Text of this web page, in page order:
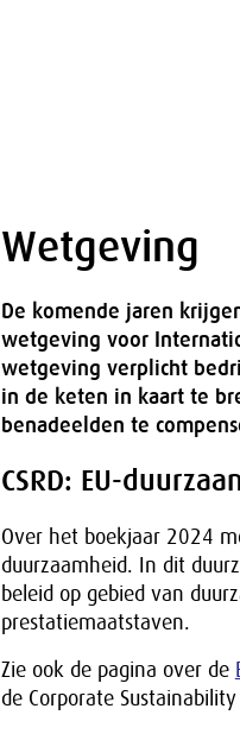
Wetgeving
De komende jaren
wetgeving voor
wetgeving verplicht
in de keten in kaart te
benadeelden te
CSRD: EU-
Over het boekjaar 2024
duurzaamheid. In dit
beleid op gebied van
prestatiemaatstaven.
Zie ook de pagina over de
de Corporate